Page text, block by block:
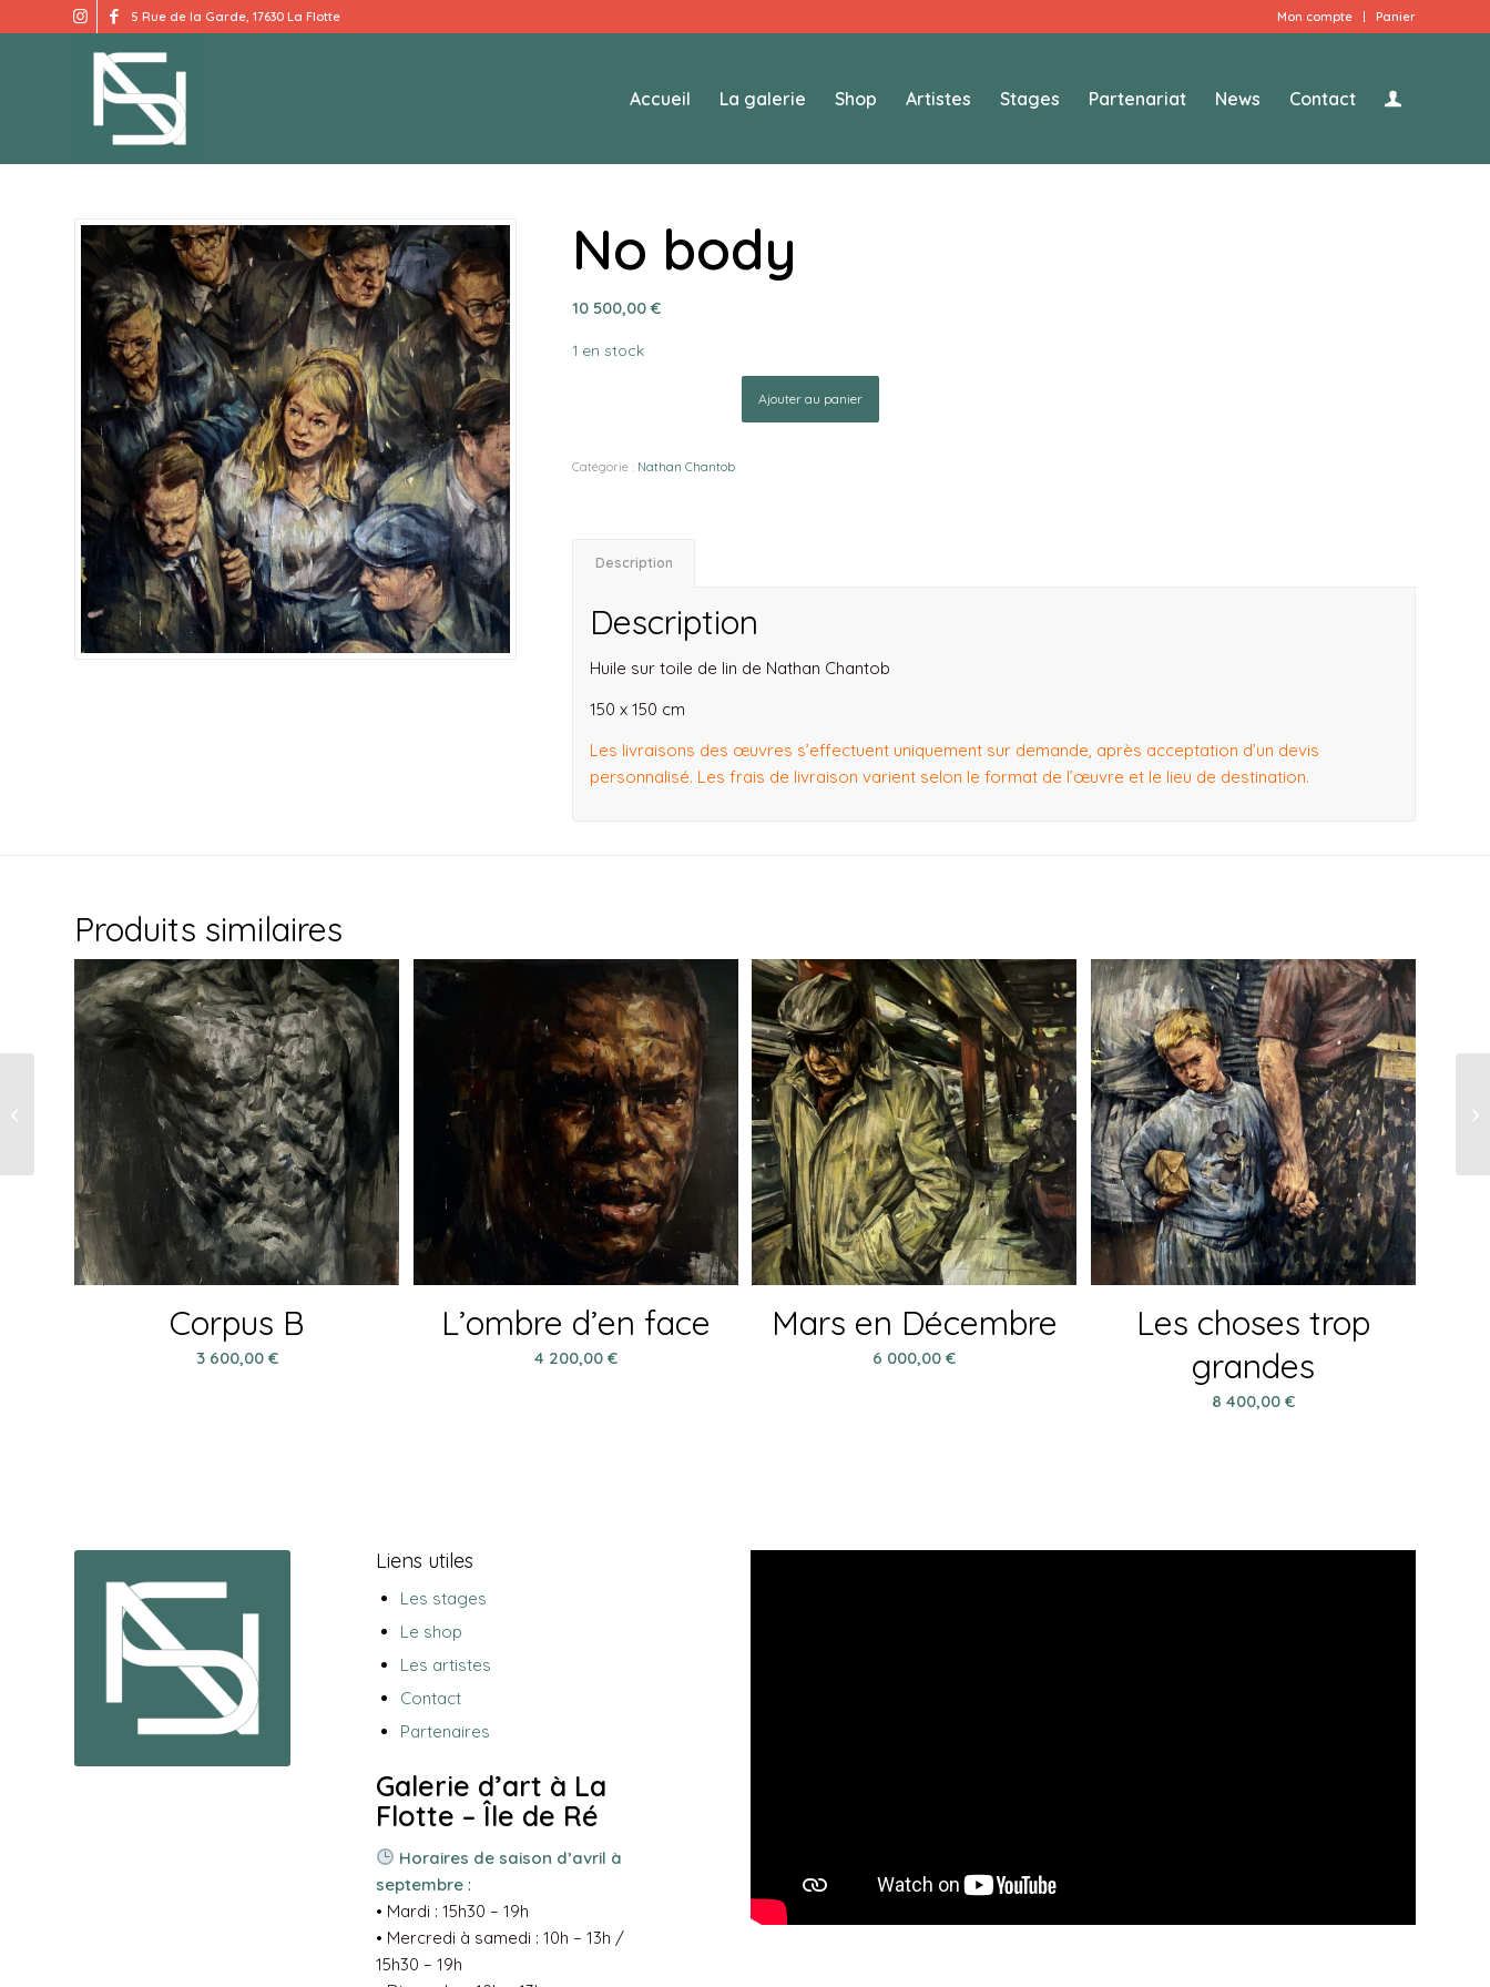
Mon compte Panier
5 Rue de la Garde, 17630 La Flotte
Accueil La galerie Shop Artistes Stages Partenariat News Contact
No body
10 500,00€
1 en stock
Ajouter au panier
Catégorie : Nathan Chantob
Description
Description
Huile sur toile de lin de Nathan Chantob
150 x 150 cm
Les livraisons des œuvres s’effectuent uniquement sur demande, après acceptation d’un devis
personnalisé. Les frais de livraison varient selon le format de l’œuvre et le lieu de destination.
Produits similaires
Corpus B
3 600,00 €
L’ombre d’en face
4 200,00 €
Mars en Décembre
6 000,00€
Les choses trop
grandes
8 400,00 €
Liens utiles
Les stages
Le shop
Les artistes
Contact
Partenaires
Galerie d’art à La
Flotte – Île de Ré
Horaires de saison d’avril à
septembre :
• Mardi : 15h30 – 19h
• Mercredi à samedi : 10h – 13h /
15h30 – 19h
Lumière volée N°2